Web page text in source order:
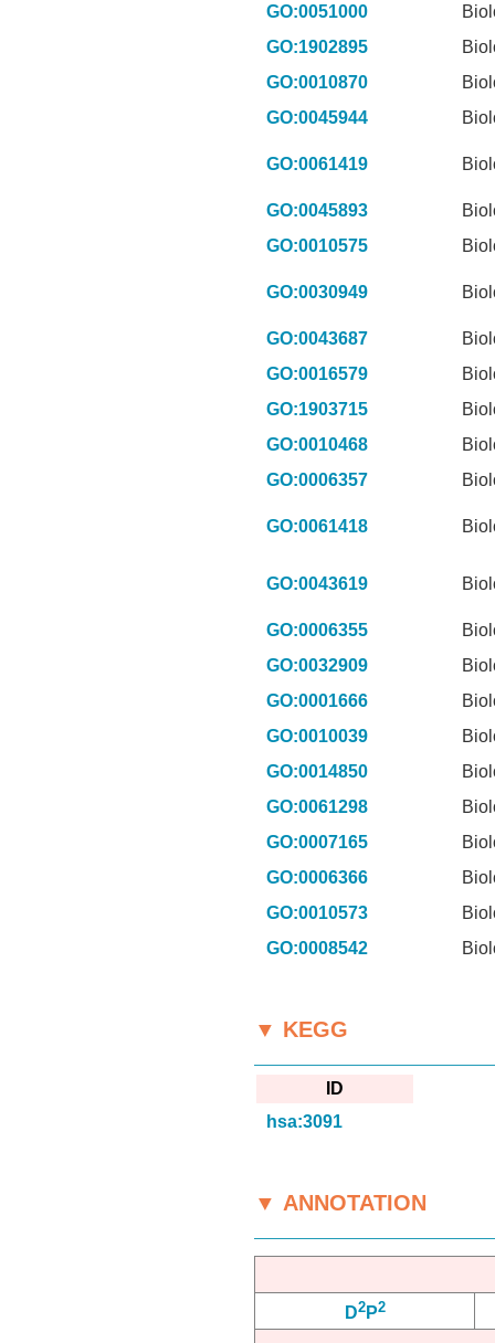
GO:0051000
GO:1902895
GO:0010870
GO:0045944
GO:0061419
GO:0045893
GO:0010575
GO:0030949
GO:0043687
GO:0016579
GO:1903715
GO:0010468
GO:0006357
GO:0061418
GO:0043619
GO:0006355
GO:0032909
GO:0001666
GO:0010039
GO:0014850
GO:0061298
GO:0007165
GO:0006366
GO:0010573
GO:0008542
▼ KEGG
ID
hsa:3091
▼ ANNOTATION
D2P2